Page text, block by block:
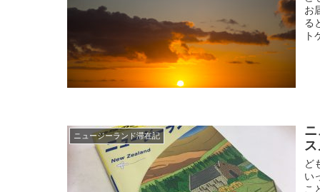
お
る
ト
ニュージーランド滞在記
ど
い
こ